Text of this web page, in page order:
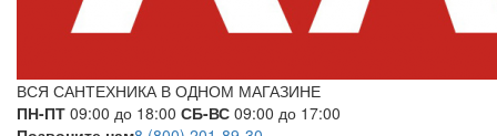
ВСЯ САНТЕХНИКА В ОДНОМ МАГАЗИНЕ
ПН-ПТ 09:00 до 18:00 СБ-ВС 09:00 до 17:00